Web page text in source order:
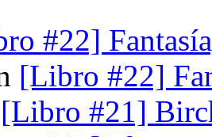
#22]
[Libro #22]
[Libro #21]